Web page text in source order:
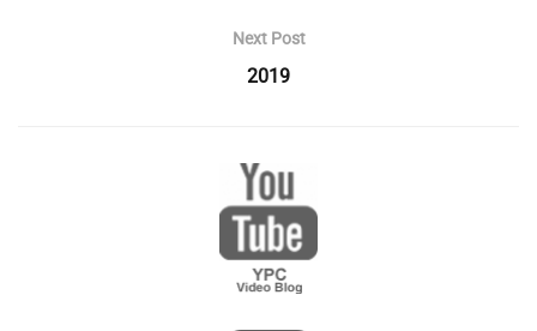
Next Post
2019